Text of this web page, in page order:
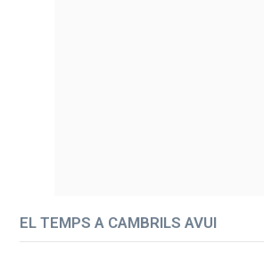
EL TEMPS A CAMBRILS AVUI